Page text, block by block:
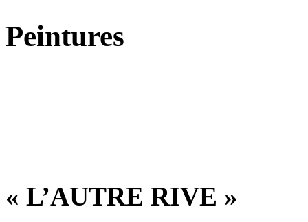
Peintures
« L’AUTRE RIVE »